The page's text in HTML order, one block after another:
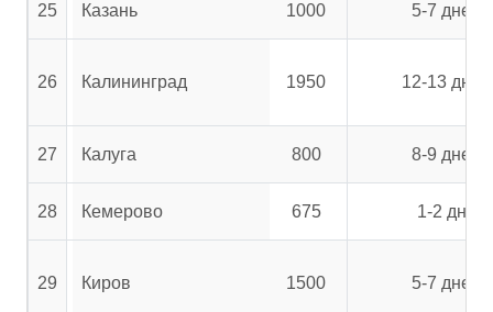
25 Казань 1000 5-7 дней
26 Калининград 1950 12-13 дней
27 Калуга 800 8-9 дней
28 Кемерово 675 1-2 дня
29 Киров 1500 5-7 дней